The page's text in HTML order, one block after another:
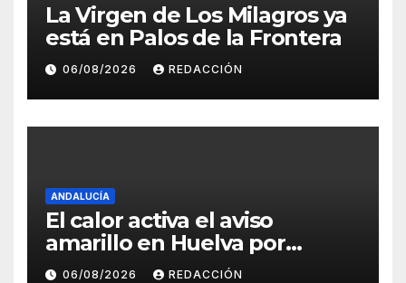
La Virgen de Los Milagros ya
está en Palos de la Frontera
06/08/2026 REDACCIÓN
ANDALUCÍA
El calor activa el aviso
amarillo en Huelva por
máximas de hasta 40 grados
06/08/2026 REDACCIÓN